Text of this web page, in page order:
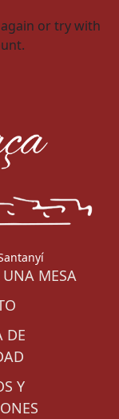
or try with
UNA MESA
DE
Y